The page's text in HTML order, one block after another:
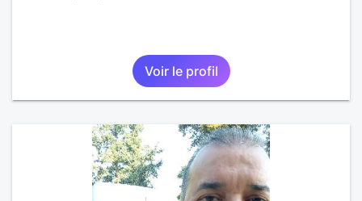
Voir le profil